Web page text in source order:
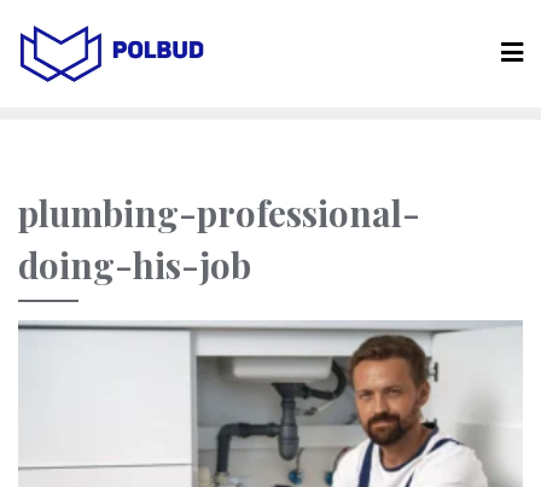
plumbing-professional-
doing-his-job